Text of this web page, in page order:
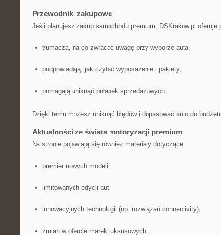
Przewodniki zakupowe
Jeśli planujesz zakup samochodu premium, DSKrakow.pl oferuje
tłumaczą, na co zwracać uwagę przy wyborze auta,
podpowiadają, jak czytać wyposażenie i pakiety,
pomagają uniknąć pułapek sprzedażowych.
Dzięki temu możesz uniknąć błędów i dopasować auto do
Aktualności ze świata motoryzacji premium
Na stronie pojawiają się również materiały dotyczące:
premier nowych modeli,
limitowanych edycji aut,
innowacyjnych technologii (np. rozwiązań connectivity),
zmian w ofercie marek luksusowych.